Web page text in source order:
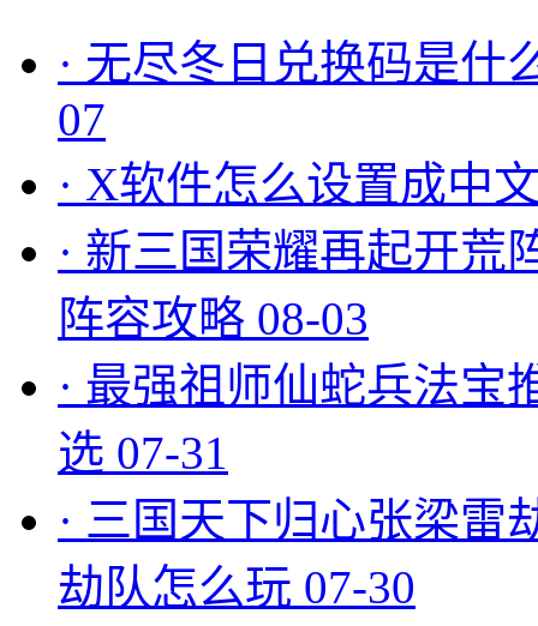
· 无尽冬日兑换码是什
07
· X软件怎么设置成中
· 新三国荣耀再起开荒
阵容攻略 08-03
· 最强祖师仙蛇兵法宝
选 07-31
· 三国天下归心张梁雷
劫队怎么玩 07-30